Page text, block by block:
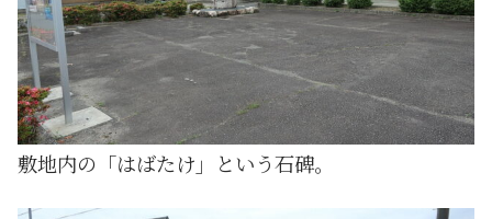
敷地内の「はばたけ」という石碑。